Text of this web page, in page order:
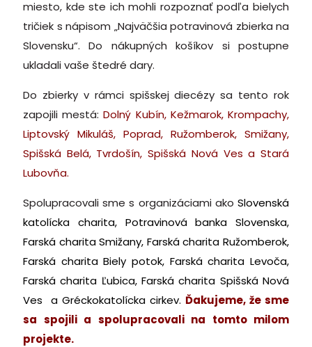
miesto, kde ste ich mohli rozpoznať podľa bielych
tričiek s nápisom „Najväčšia potravinová zbierka na
Slovensku“. Do nákupných košíkov si postupne
ukladali vaše štedré dary.
Do zbierky v rámci spišskej diecézy sa tento rok
zapojili mestá: Dolný Kubín, Kežmarok, Krompachy,
Liptovský Mikuláš, Poprad, Ružomberok, Smižany,
Spišská Belá, Tvrdošín, Spišská Nová Ves a Stará
Lubovňa.
Spolupracovali sme s organizáciami ako Slovenská
katolícka charita, Potravinová banka Slovenska,
Farská charita Smižany, Farská charita Ružomberok,
Farská charita Biely potok, Farská charita Levoča,
Farská charita Ľubica, Farská charita Spišská Nová
Ves a Gréckokatolícka cirkev. Ďakujeme, že sme
sa spojili a spolupracovali na tomto milom
projekte.